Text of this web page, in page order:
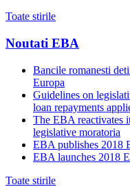
Toate stirile
Noutati EBA
Bancile romanesti
Europa
Guidelines on
loan repayments
The EBA reactivates
legislative moratoria
EBA publishes 2018
EBA launches 2018
Toate stirile